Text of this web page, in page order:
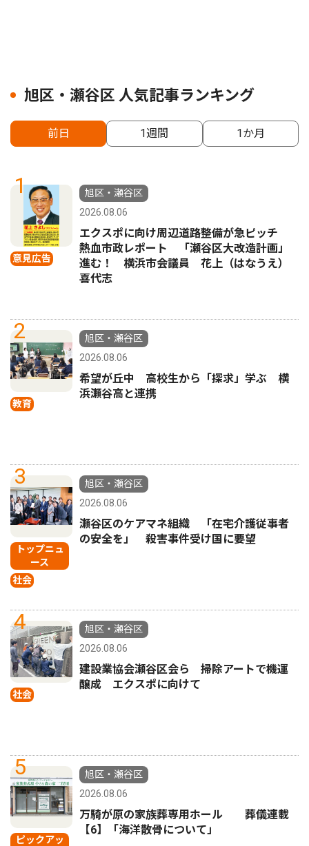
旭区・瀬谷区 人気記事ランキング
前日 1週間 1か月
1
意見広告
旭区・瀬谷区
2026.08.06
エクスポに向け周辺道路整備が急ピッチ
熱血市政レポート 「瀬谷区大改造計画」
進む！ 横浜市会議員 花上（はなうえ）
喜代志
2
教育
旭区・瀬谷区
2026.08.06
希望が丘中 高校生から「探求」学ぶ 横
浜瀬谷高と連携
3
トップニュ
ース
社会
旭区・瀬谷区
2026.08.06
瀬谷区のケアマネ組織 「在宅介護従事者
の安全を」 殺害事件受け国に要望
4
社会
旭区・瀬谷区
2026.08.06
建設業協会瀬谷区会ら 掃除アートで機運
醸成 エクスポに向けて
5
ピックアッ
旭区・瀬谷区
2026.08.06
万騎が原の家族葬専用ホール 葬儀連載
【6】「海洋散骨について」